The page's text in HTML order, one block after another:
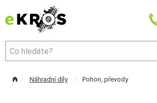
Náhradní díly Pohon, převody